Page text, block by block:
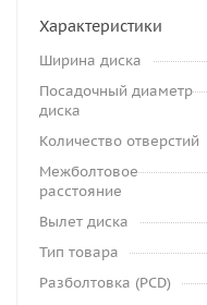
Характеристики
Ширина диска
Посадочный диаметр
диска
Количество отверстий
Межболтовое
расстояние
Вылет диска
Тип товара
Разболтовка (PCD)